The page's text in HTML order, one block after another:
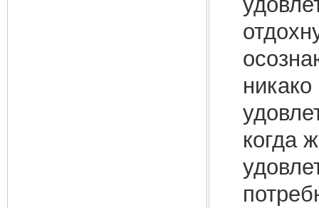
когда